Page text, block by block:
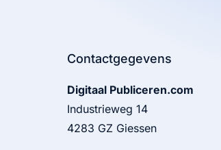
Contactgegevens
Digitaal Publiceren.com
Industrieweg 14
4283 GZ Giessen